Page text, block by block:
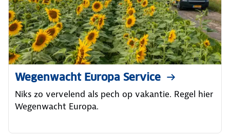
Wegenwacht Europa Service
Niks zo vervelend als pech op vakantie. Regel hier
Wegenwacht Europa.